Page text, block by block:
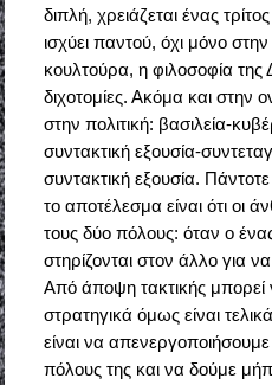
διπλή, χρειάζεται ένας
ισχύει παντού, όχι μόνο στην
κουλτούρα, η φιλοσοφία της
διχοτομίες. Ακόμα και στην
στην πολιτική: βασιλεία-
συντακτική εξουσία-
συντακτική εξουσία.
το αποτέλεσμα είναι ότι οι
τους δύο πόλους: όταν ο
στηρίζονται στον άλλο για
Από άποψη τακτικής μπορεί
στρατηγικά όμως είναι
είναι να
πόλους της και να δούμε